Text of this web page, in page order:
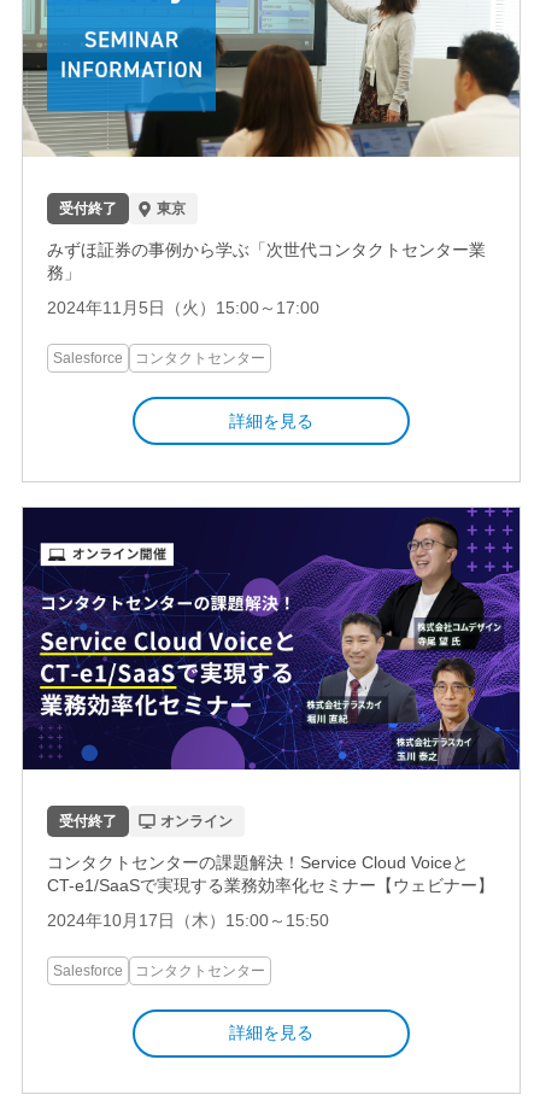
受付終了 東京
みずほ証券の事例から学ぶ「次世代コンタクトセンター業
務」
2024年11月5日（火）15:00～17:00
Salesforce コンタクトセンター
詳細を見る
受付終了 オンライン
コンタクトセンターの課題解決！Service Cloud Voiceと
CT-e1/SaaSで実現する業務効率化セミナー【ウェビナー】
2024年10月17日（木）15:00～15:50
Salesforce コンタクトセンター
詳細を見る